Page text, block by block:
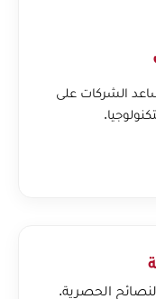
الشركات على
الحصرية.